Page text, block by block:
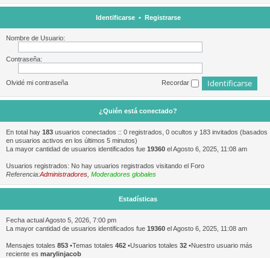
Identificarse• Registrarse
Nombre de Usuario:
Contraseña:
Olvidé mi contraseña Recordar
¿Quién está conectado?
En total hay 183 usuarios conectados :: 0 registrados, 0 ocultos y 183 invitados (basados
en usuarios activos en los últimos 5 minutos)
La mayor cantidad de usuarios identificados fue 19360 el Agosto 6, 2025, 11:08 am
Usuarios registrados: No hay usuarios registrados visitando el Foro
Referencia:Administradores Moderadores globales
Estadísticas
Fecha actual Agosto 5, 2026, 7:00 pm
La mayor cantidad de usuarios identificados fue 19360 el Agosto 6, 2025, 11:08 am
Mensajes totales 853 •Temas totales 462 •Usuarios totales 32 •Nuestro usuario más
reciente es marylinjacob